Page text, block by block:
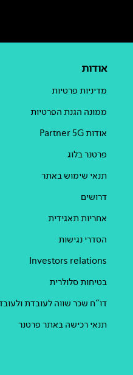
אודות
מדיניות פרטיות
ממונה הגנת הפרטיות
אודות Partner 5G
פרטנר בלוג
תנאי שימוש באתר
דרושים
אחריות תאגידית
הסדרי נגישות
Investors relations
בטיחות סלולרית
דו"ח שכר שווה לעובדת ולעובד
תנאי רכישה באתר פרטנר